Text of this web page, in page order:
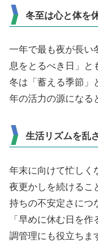
冬至は心と体を
一年で最も夜が長い
息をとるべき日」と
冬は「蓄える季節」
年の活力の源になる
生活リズムを乱
年末に向けて忙しく
夜更かしを続けるこ
持ちの不安定さにつ
「早めに休む日を
調管理にも役立ちま